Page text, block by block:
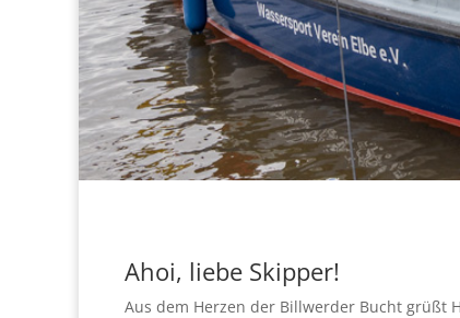
Ahoi, liebe Skipper!
Aus dem Herzen der Billwerder Bucht grüßt